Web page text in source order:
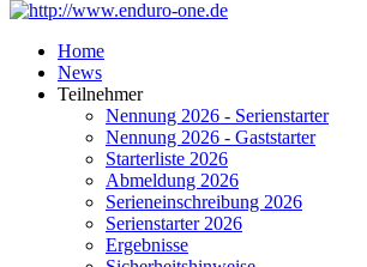
Home
News
Teilnehmer
Nennung 2026 - Serienstarter
Nennung 2026 - Gaststarter
Starterliste 2026
Abmeldung 2026
Serieneinschreibung 2026
Serienstarter 2026
Ergebnisse